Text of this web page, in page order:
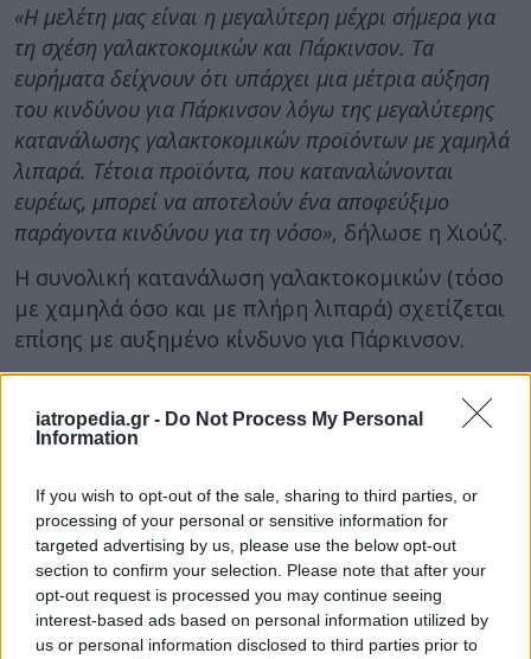
iatropedia.gr - Do Not Process My Personal
Information
If you wish to opt-out of the sale, sharing to third parties, or
processing of your personal or sensitive information for
targeted advertising by us, please use the below opt-out
section to confirm your selection. Please note that after your
opt-out request is processed you may continue seeing
interest-based ads based on personal information utilized by
us or personal information disclosed to third parties prior to
«Η μελέτη μας είναι η μεγαλύτερη μέχρι σήμερα για
τη σχέση γαλακτοκομικών και Πάρκινσον. Τα
ευρήματα δείχνουν ότι υπάρχει μια μέτρια αύξηση
του κινδύνου για Πάρκινσον λόγω της μεγαλύτερης
κατανάλωσης γαλακτοκομικών προϊόντων με χαμηλά
λιπαρά. Τέτοια προϊόντα, που καταναλώνονται
ευρέως, μπορεί να αποτελούν ένα αποφεύξιμο
παράγοντα κινδύνου για τη νόσο», δήλωσε η Χιούζ.
Η συνολική κατανάλωση γαλακτοκομικών (τόσο
με χαμηλά όσο και με πλήρη λιπαρά) σχετίζεται
επίσης με αυξημένο κίνδυνο για Πάρκινσον.
Παρόλα αυτά, όπως επισήμαναν οι επιστήμονες,
ο κίνδυνος είναι χαμηλός, καθώς από τους
συμμετέχοντες στη μελέτη, που κατανάλωναν
χαμηλά λιπαρά κάθε μέρα, μόνο το 1%
εμφάνισαν Πάρκινσον στη διάρκεια της 25ετίας.
Συγκριτικά, από όσους κατανάλωναν λιγότερο
από μια μερίδα γαλακτοκομικών με χαμηλά
λιπαρά καθημερινά, το 0,6% εμφάνισαν τη νόσο.